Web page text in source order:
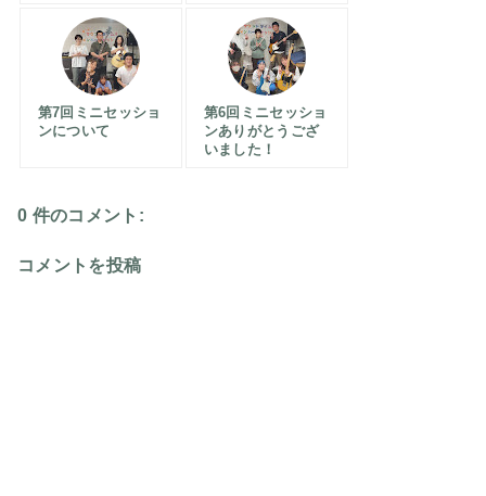
第7回ミニセッショ
ンについて
第6回ミニセッショ
ンありがとうござ
いました！
0 件のコメント:
コメントを投稿